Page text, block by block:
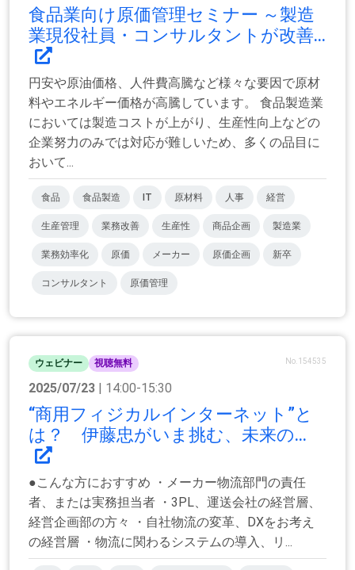
食品業向け原価管理セミナー ～製造
業現役社員・コンサルタントが改善...
円安や原油価格、人件費高騰など様々な要因で原材
料やエネルギー価格が高騰しています。 食品製造業
においては製造コストが上がり、生産性向上などの
企業努力のみでは対応が難しいため、多くの品目に
おいて...
食品 食品製造 IT 原材料 人事 経営
生産管理 業務改善 生産性 商品企画 製造業
業務効率化 原価 メーカー 原価企画 新卒
コンサルタント 原価管理
ウェビナー 視聴無料 No.154535
2025/07/23 | 14:00-15:30
“商用フィジカルインターネット”と
は？ 伊藤忠がいま挑む、未来の...
●こんな方におすすめ ・メーカー物流部門の責任
者、または実務担当者 ・3PL、運送会社の経営層、
経営企画部の方々 ・自社物流の変革、DXをお考え
の経営層 ・物流に関わるシステムの導入、リ...